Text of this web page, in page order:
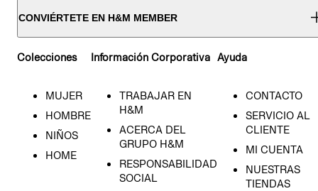
CONVIÉRTETE EN H&M MEMBER
Colecciones
MUJER
HOMBRE
NIÑOS
HOME
Información Corporativa
TRABAJAR EN
H&M
ACERCA DEL
GRUPO H&M
RESPONSABILIDAD
SOCIAL
Ayuda
CONTACTO
SERVICIO AL
CLIENTE
MI CUENTA
NUESTRAS
TIENDAS